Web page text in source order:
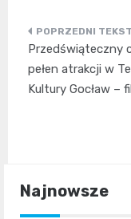
Nawigacja
wpisu
Przedświąteczny
pełen atrakcji w
Kultury Gocław –
Najnowsze